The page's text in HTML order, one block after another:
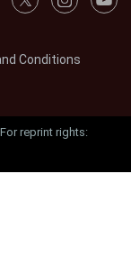
Conditions
reprint rights: